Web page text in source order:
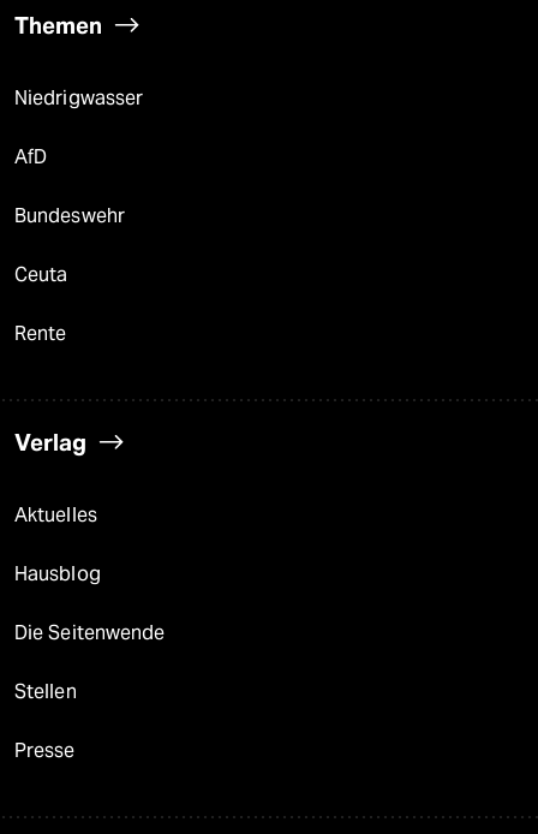
Themen
Niedrigwasser
AfD
Bundeswehr
Ceuta
Rente
Verlag
Aktuelles
Hausblog
Die Seitenwende
Stellen
Presse